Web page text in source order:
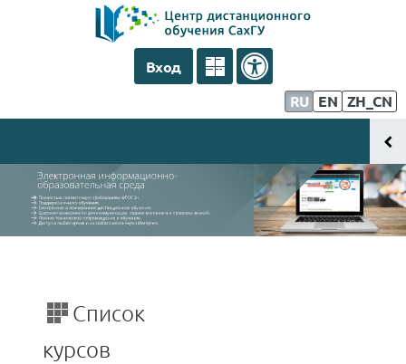
Перейти к основному содержанию
Вход
RU EN ZH_CN
Список
курсов